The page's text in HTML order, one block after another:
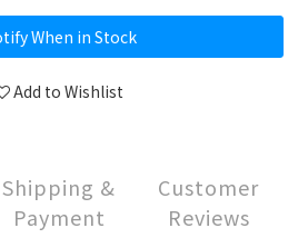
When in Stock
Add to Wishlist
Shipping &
Payment
Customer
Reviews